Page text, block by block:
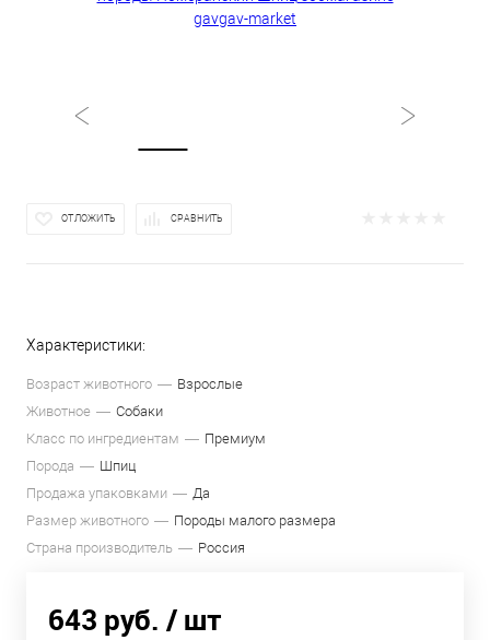
ОТЛОЖИТЬ СРАВНИТЬ
Характеристики:
Возраст животного
Взрослые
Животное
Собаки
Класс по ингредиентам
Премиум
Порода
Шпиц
Продажа упаковками
Да
Размер животного
Породы малого размера
Страна производитель
Россия
643 руб. / шт